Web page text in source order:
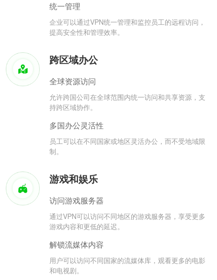
统一管理
企业可以通过VPN统一管理和监控员工的远程访问，
提高安全性和管理效率。
跨区域办公
全球资源访问
允许跨国公司在全球范围内统一访问和共享资源，支
持跨区域协作。
多国办公灵活性
员工可以在不同国家或地区灵活办公，而不受地域限
制。
游戏和娱乐
访问游戏服务器
通过VPN可以访问不同地区的游戏服务器，享受更多
游戏内容和更低的延迟。
解锁流媒体内容
用户可以访问不同国家的流媒体库，观看更多的电影
和电视剧。